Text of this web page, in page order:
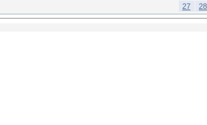
27
28